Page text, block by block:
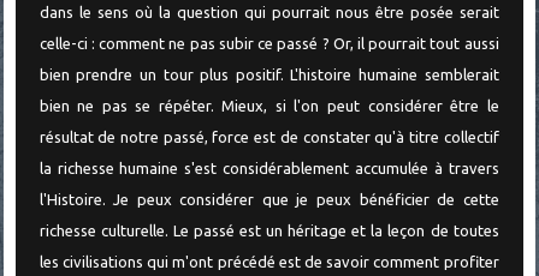
dans le sens où la question qui pourrait nous être posée serait
celle-ci : comment ne pas subir ce passé ? Or, il pourrait tout aussi
bien prendre un tour plus positif. L'histoire humaine semblerait
bien ne pas se répéter. Mieux, si l'on peut considérer être le
résultat de notre passé, force est de constater qu'à titre collectif
la richesse humaine s'est considérablement accumulée à travers
l'Histoire. Je peux considérer que je peux bénéficier de cette
richesse culturelle. Le passé est un héritage et la leçon de toutes
les civilisations qui m'ont précédé est de savoir comment profiter